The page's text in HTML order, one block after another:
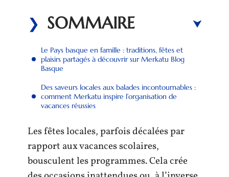
SOMMAIRE
Le Pays basque en famille : traditions, fêtes et
plaisirs partagés à découvrir sur Merkatu Blog
Basque
Des saveurs locales aux balades incontournables :
comment Merkatu inspire l’organisation de
vacances réussies
Les fêtes locales, parfois décalées par
rapport aux vacances scolaires,
bousculent les programmes. Cela crée